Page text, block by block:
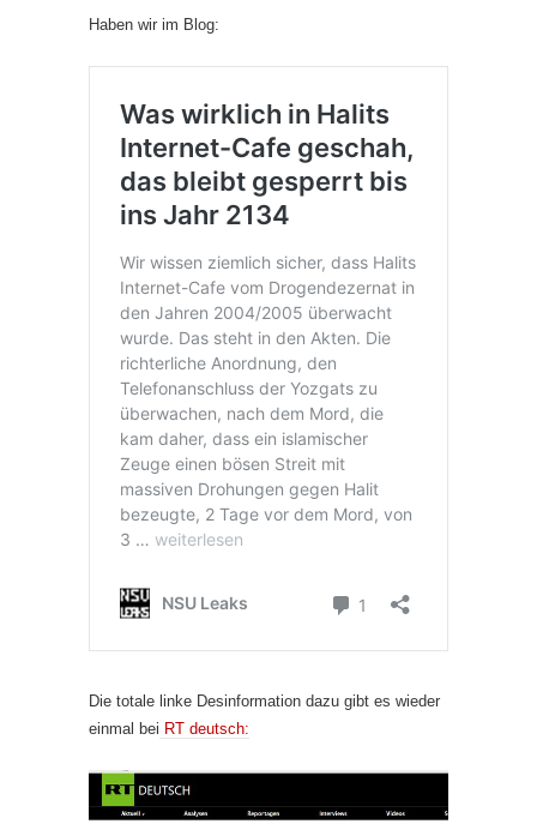
Haben wir im Blog:
Die totale linke Desinformation dazu gibt es wieder
einmal bei RT deutsch: